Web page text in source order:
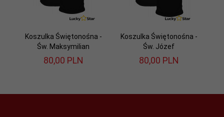
Koszulka Świętonośna -
Św. Maksymilian
80,00 PLN
Koszulka Świętonośna -
Św. Józef
80,00 PLN